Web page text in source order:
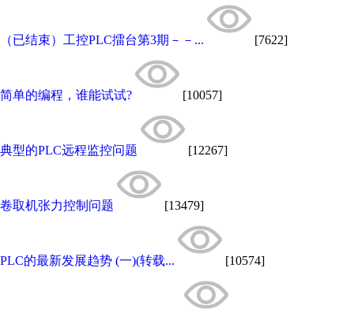
（已结束）工控PLC擂台第3期－－... [7622]
简单的编程，谁能试试? [10057]
典型的PLC远程监控问题 [12267]
卷取机张力控制问题 [13479]
PLC的最新发展趋势 (一)(转载... [10574]